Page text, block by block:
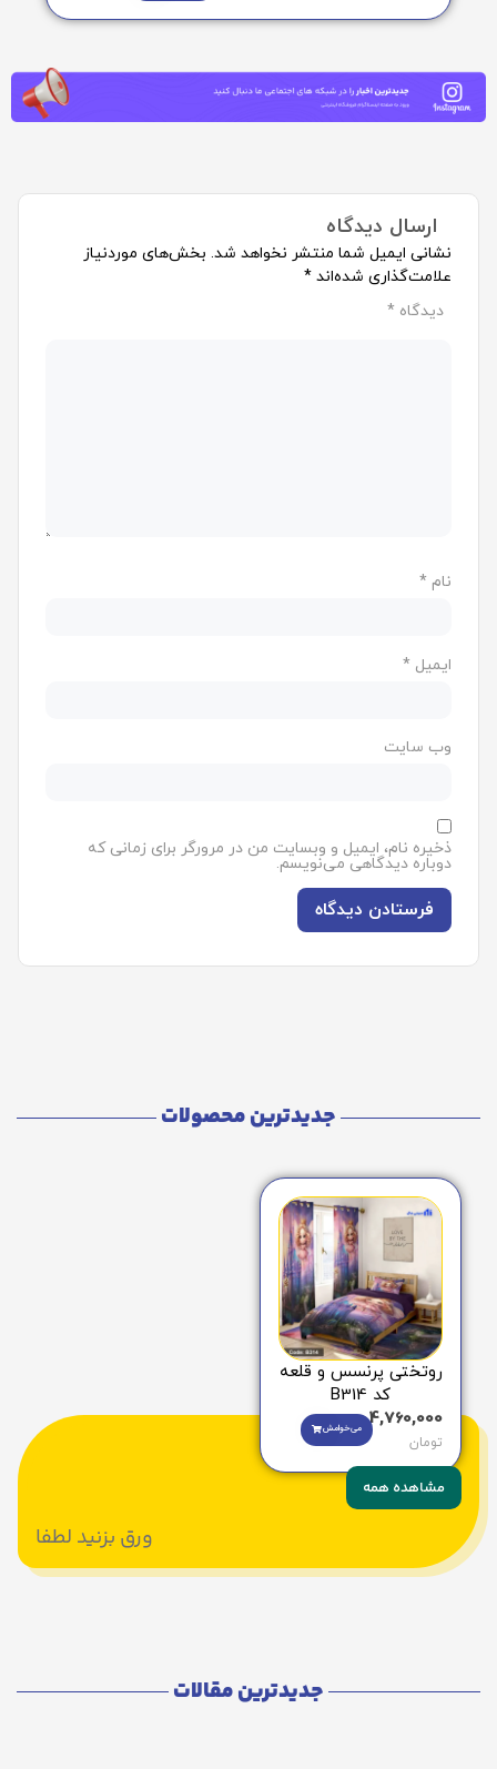
ارسال دیدگاه
نشانی ایمیل شما منتشر نخواهد شد. بخش‌های موردنیاز
علامت‌گذاری شده‌اند *
دیدگاه *
نام *
ایمیل *
وب‌ سایت
ذخیره نام، ایمیل و وبسایت من در مرورگر برای زمانی که
دوباره دیدگاهی می‌نویسم.
جدیدترین محصولات
روتختی پرنسس و قلعه
کد B314
4,760,000
تومان
می‌خوامش
مشاهده همه
ورق بزنید لطفا
جدیدترین مقالات